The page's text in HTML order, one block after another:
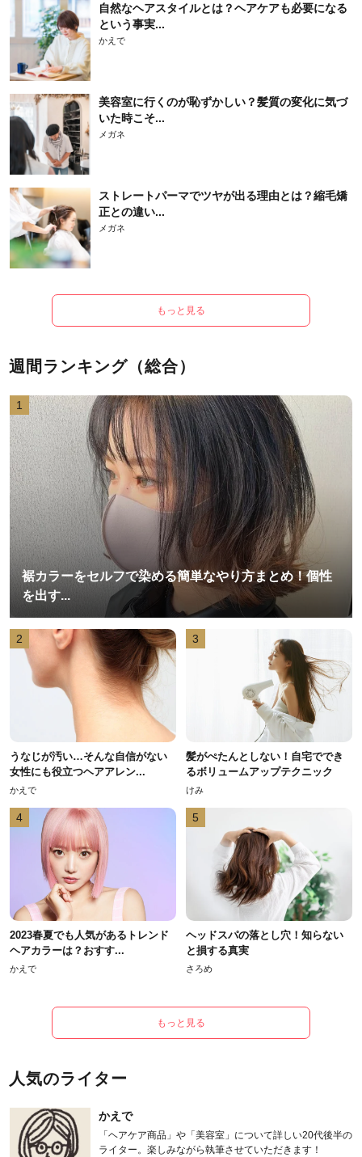
自然なヘアスタイルとは？ヘアケアも必要になる
という事実...
かえで
美容室に行くのが恥ずかしい？髪質の変化に気づ
いた時こそ...
メガネ
ストレートパーマでツヤが出る理由とは？縮毛矯
正との違い...
メガネ
もっと見る
週間ランキング（総合）
1
裾カラーをセルフで染める簡単なやり方まとめ！個性
を出す...
2
うなじが汚い…そんな自信がない
女性にも役立つヘアアレン...
かえで
3
髪がぺたんとしない！自宅ででき
るボリュームアップテクニック
けみ
4
2023春夏でも人気があるトレンド
ヘアカラーは？おすす...
かえで
5
ヘッドスパの落とし穴！知らない
と損する真実
さろめ
もっと見る
人気のライター
かえで
「ヘアケア商品」や「美容室」について詳しい20代後半の
ライター。楽しみながら執筆させていただきます！